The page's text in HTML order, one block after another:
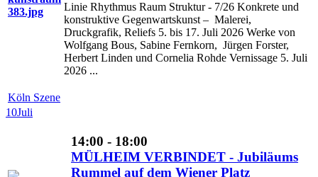
Linie Rhythmus Raum Struktur - 7/26 Konkrete und
konstruktive Gegenwartskunst – Malerei,
Druckgrafik, Reliefs 5. bis 17. Juli 2026 Werke von
Wolfgang Bous, Sabine Fernkorn, Jürgen Forster,
Herbert Linden und Cornelia Rohde Vernissage 5. Juli
2026 ...
Köln Szene
10Juli
14:00 - 18:00
MÜLHEIM VERBINDET - Jubiläums
Rummel auf dem Wiener Platz